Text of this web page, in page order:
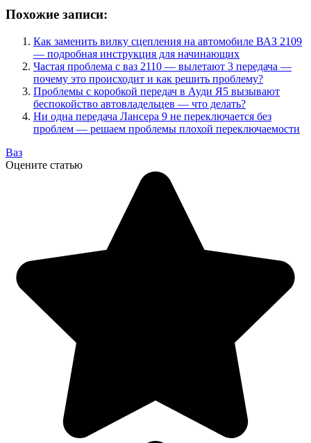
Похожие записи:
Как заменить вилку сцепления на автомобиле ВАЗ 2109
— подробная инструкция для начинающих
Частая проблема с ваз 2110 — вылетают 3 передача —
почему это происходит и как решить проблему?
Проблемы с коробкой передач в Ауди Я5 вызывают
беспокойство автовладельцев — что делать?
Ни одна передача Лансера 9 не переключается без
проблем — решаем проблемы плохой переключаемости
Ваз
Оцените статью